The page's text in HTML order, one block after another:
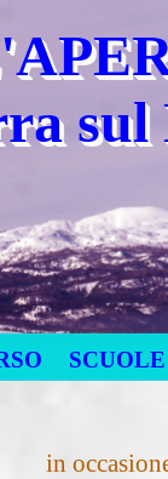
Salta menùSCUOLE
in